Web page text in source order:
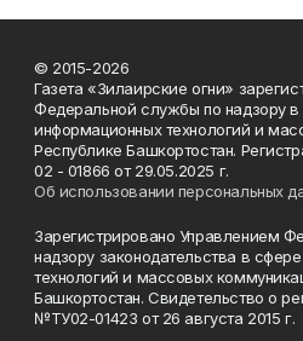
© 2015-2026
Газета «Зилаирские огни»
Федеральной службы по надзору
информационных технологий и
Республике Башкортостан.
02 - 01866 от 29.05.2025 г.
Об использовании персональных
Зарегистрировано Управлением
надзору законодательства в
технологий и массовых
Башкортостан. Свидетельство о
№ТУ02-01423 от 26 августа 2015 г.